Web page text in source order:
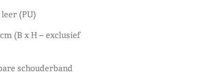
(PU)
(B x H – exclusief
schouderband